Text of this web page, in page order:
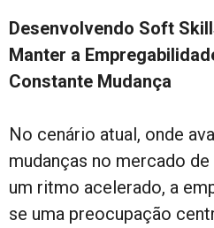
Desenvolvendo Soft
Manter a
Constante Mudança
No cenário atual, onde
mudanças no mercado
um ritmo acelerado, a
se uma preocupação